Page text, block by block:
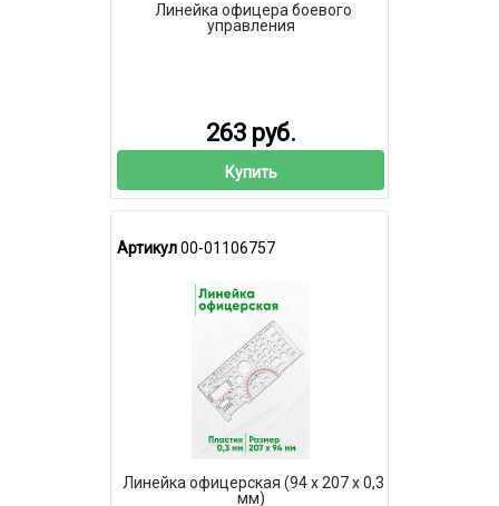
Линейка офицера боевого
управления
263 руб.
Купить
Артикул00-01106757
Линейка офицерская (94 х 207 х 0,3
мм)